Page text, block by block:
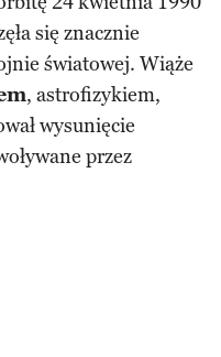
się znacznie
światowej. Wiąże
, astrofizykiem,
wysunięcie
przez